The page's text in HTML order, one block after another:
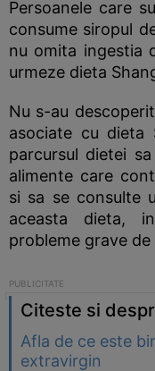
Persoanele care
consume siropul
nu omita ingestia
urmeze dieta
Nu s-au
asociate cu dieta
parcursul dietei
alimente care
si sa se consulte
aceasta dieta,
probleme grave
Citeste si
Afla de ce este
extravirgin